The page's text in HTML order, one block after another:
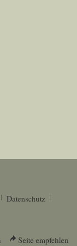
Datenschutz
Seite empfehlen